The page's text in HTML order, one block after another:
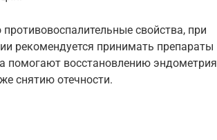
свойства, при
рекомендуется принимать препараты
помогают восстановлению эндометрия
снятию отечности.